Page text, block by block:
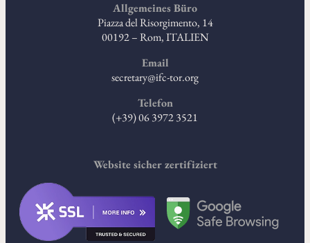
Allgemeines Büro
Piazza del Risorgimento, 14
00192 – Rom, ITALIEN
Email
secretary@ifc-tor.org
Telefon
(+39) 06 3972 3521
Website sicher zertifiziert